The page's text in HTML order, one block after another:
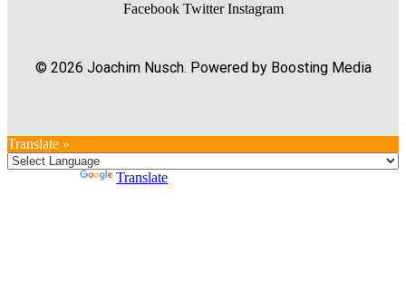
Facebook Twitter Instagram
© 2026 Joachim Nusch. Powered by Boosting Media
Translate »
Translate